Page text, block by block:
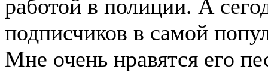
работой в полиции. А
подписчиков в самой
Мне очень нравятся его